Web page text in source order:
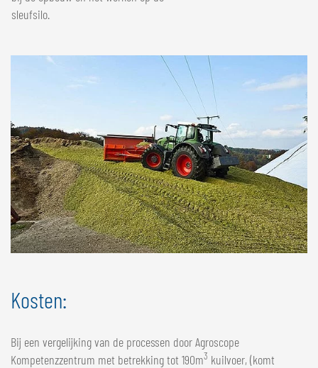
sleufsilo.
Kosten:
Bij een vergelijking van de processen door Agroscope
Kompetenzzentrum met betrekking tot 190m3 kuilvoer, (komt